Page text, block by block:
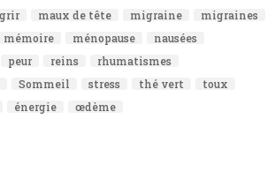
maux de tête migraine
migraines
mémoire ménopause
nausées
peur reins
rhumatismes
Sommeil stress thé vert
toux
énergie œdème